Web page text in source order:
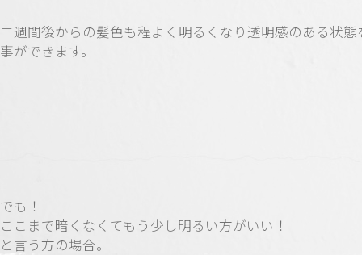
二週間後からの髪色も程よく明るくなり透明感のある状態
事ができます。
でも！
ここまで暗くなくてもう少し明るい方がいい！
と言う方の場合。